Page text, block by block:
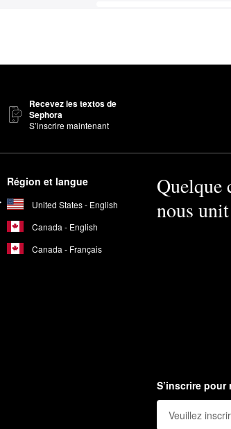
Recevez les textos de
Sephora
S’inscrire maintenant
Région et langue
United States - English
Canada - English
Canada - Français
Quelque
nous unit
S’inscrire